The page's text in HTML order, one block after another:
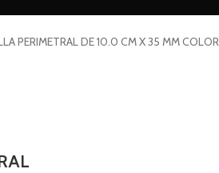
PERIMETRAL DE 10.0 CM X 35 MM COLOR